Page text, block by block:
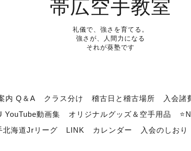
帯広空手教室
礼儀で、強さを育てる。
強さが、人間力になる
それが葵塾です
内 Q＆A クラス分け 稽古日と稽古場所 入会諸
YouTube動画集
オリジナルグッズ＆空手用品
北海道Jrリーグ
LINK カレンダー 入会のしおり